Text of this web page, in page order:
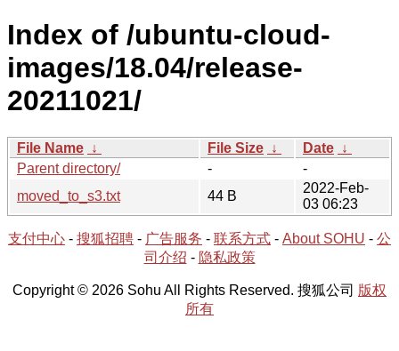
Index of /ubuntu-cloud-
images/18.04/release-
20211021/
File Name ↓ File Size ↓ Date ↓
Parent directory/
-
-
moved_to_s3.txt
44 B
2022-Feb-
03 06:23
支付中心 - 搜狐招聘 - 广告服务 - 联系方式 - About SOHU - 公
司介绍 - 隐私政策
Copyright © 2026 Sohu All Rights Reserved. 搜狐公司 版权
所有